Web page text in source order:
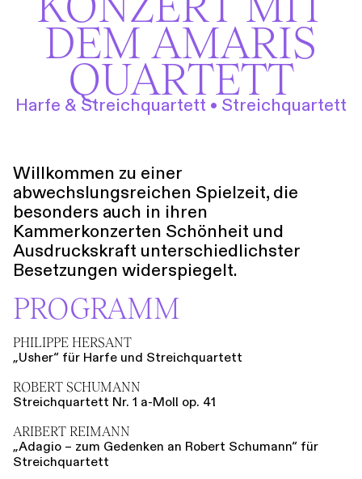
Führungen Jobs Kontakt
DEM AMARIS
QUARTETT
Harfe & Streichquartett • Streichquartett
Willkommen zu einer
abwechslungsreichen Spielzeit, die
besonders auch in ihren
Kammerkonzerten Schönheit und
Ausdruckskraft unterschiedlichster
Besetzungen widerspiegelt.
PROGRAMM
PHILIPPE HERSANT
„Usher“ für Harfe und Streichquartett
ROBERT SCHUMANN
Streichquartett Nr. 1 a-Moll op. 41
ARIBERT REIMANN
„Adagio – zum Gedenken an Robert Schumann“ für
Streichquartett